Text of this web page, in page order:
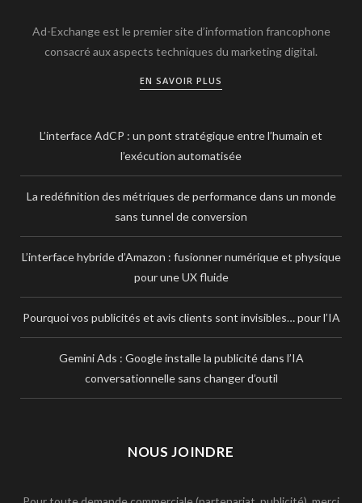
Ad-Exchange est le premier site d’information francophone
consacré aux aspects techniques du marketing digital.
EN SAVOIR PLUS
L’interface AdCP : un pont stratégique entre l’humain et
l’exécution automatisée
La redéfinition des métriques de performance dans un monde
sans tunnel de conversion
L’interface hybride d’Amazon : fusionner numérique et physique
pour une UX fluide
Pourquoi vos publicités et avis clients sont invisibles… pour l’IA
Gemini Ads : Google installe la publicité dans l’IA
conversationnelle sans changer d’outil
NOUS JOINDRE